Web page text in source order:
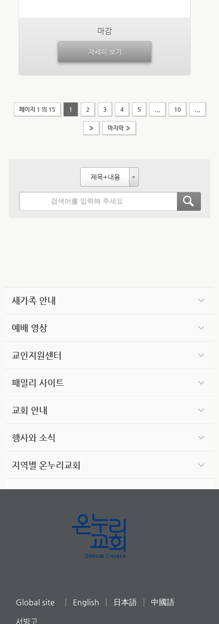
마감
자세히 보기
페이지 1 의 15 1 2 3 4 5 10
» 마지막 »
제목+내용
새가족 안내
예배 영상
교인지원센터
패밀리 사이트
교회 안내
행사와 소식
지역별 온누리교회
Global site English 日本語 中國語
서빙고